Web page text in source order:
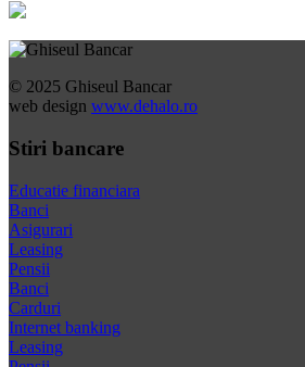
© 2025 Ghiseul Bancar
web design www.dehalo.ro
Stiri bancare
Educatie financiara
Banci
Asigurari
Leasing
Pensii
Banci
Carduri
Internet banking
Leasing